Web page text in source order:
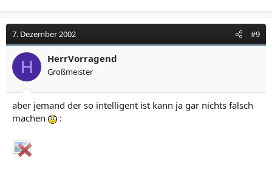
7. Dezember 2002 #9
H HerrVorragend
Großmeister
aber jemand der so intelligent ist kann ja gar nichts falsch
machen
: